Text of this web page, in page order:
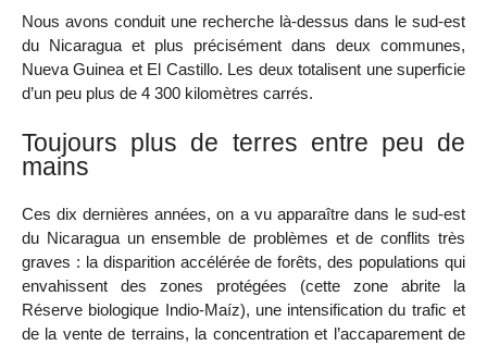
Nous avons conduit une recherche là-dessus dans le sud-est
du Nicaragua et plus précisément dans deux communes,
Nueva Guinea et El Castillo. Les deux totalisent une superficie
d’un peu plus de 4 300 kilomètres carrés.
Toujours plus de terres entre peu de
mains
Ces dix dernières années, on a vu apparaître dans le sud-est
du Nicaragua un ensemble de problèmes et de conflits très
graves : la disparition accélérée de forêts, des populations qui
envahissent des zones protégées (cette zone abrite la
Réserve biologique Indio-Maíz), une intensification du trafic et
de la vente de terrains, la concentration et l’accaparement de